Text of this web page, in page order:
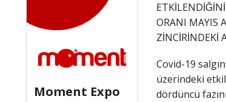
Moment Expo
ORANI MAYIS
ZİNCİRİNDEKİ
Covid-19
üzerindeki
dördüncü